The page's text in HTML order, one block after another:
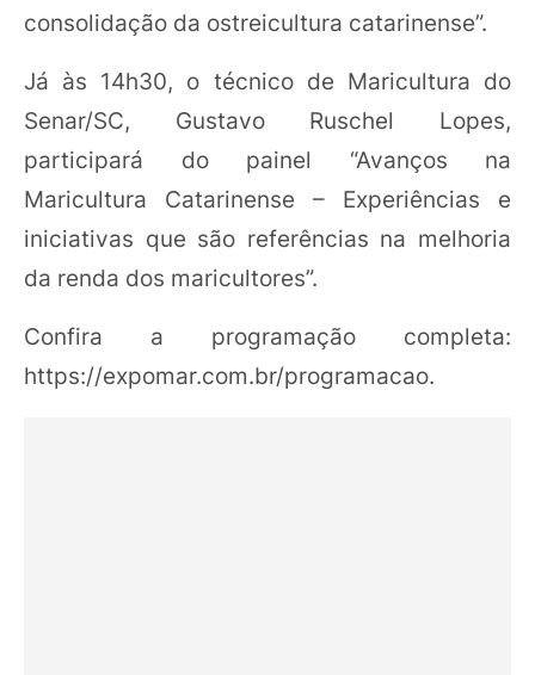
consolidação da ostreicultura catarinense”.
Já às 14h30, o técnico de Maricultura do
Senar/SC, Gustavo Ruschel Lopes,
participará do painel “Avanços na
Maricultura Catarinense – Experiências e
iniciativas que são referências na melhoria
da renda dos maricultores”.
Confira a programação completa:
https://expomar.com.br/programacao.